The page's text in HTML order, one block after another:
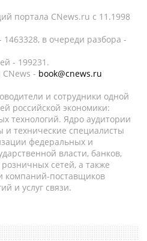
портала CNews.ru c 11.1998
в очереди разбора -
- 199231.
- book@cnews.ru
и сотрудники одной
российской экономики:
технологий. Ядро аудитории
и технические специалисты
федеральных и
власти, банков,
сетей, а также
компаний-поставщиков
и услуг связи.